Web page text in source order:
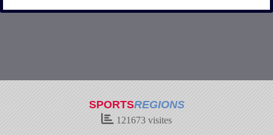
SPORTSREGIONS
121673 visites